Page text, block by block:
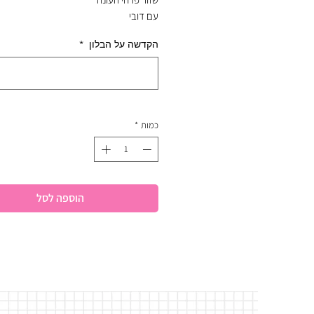
עם דובי
בלון לב מיילר עם הקדשה
הקדשה על הבלון *
כמות *
הוספה לסל